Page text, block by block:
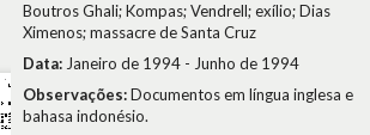
Boutros Ghali; Kompas; Vendrell; exílio; Dias
Ximenos; massacre de Santa Cruz
Data: Janeiro de 1994 - Junho de 1994
Observações:Documentos em língua inglesa e
bahasa indonésio.